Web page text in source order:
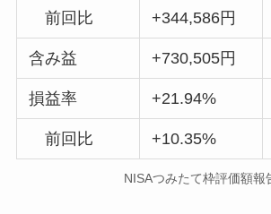
前回比 +344,586円
含み益 +730,505円
損益率 +21.94%
前回比 +10.35%
NISAつみたて枠評価額報